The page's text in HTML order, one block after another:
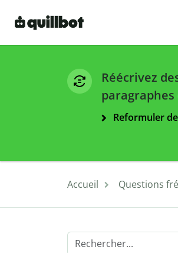
Réécrivez
Reformuler
Accueil Questions